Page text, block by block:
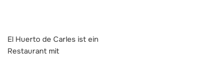
El Huerto de Carles ist ein
Restaurant mit